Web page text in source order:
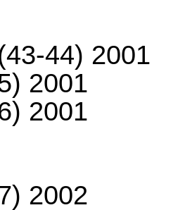
44) 2001
2001
2001
2002